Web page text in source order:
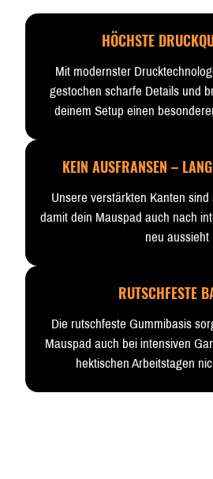
HÖCHSTE
Mit modernster
gestochen scharfe Details und
deinem Setup einen
KEIN AUSFRANSEN –
Unsere verstärkten Kanten
damit dein Mauspad auch nach
neu aussieht
RUTSCHFESTE
Die rutschfeste Gummibasis
Mauspad auch bei intensiven
hektischen Arbeitstagen